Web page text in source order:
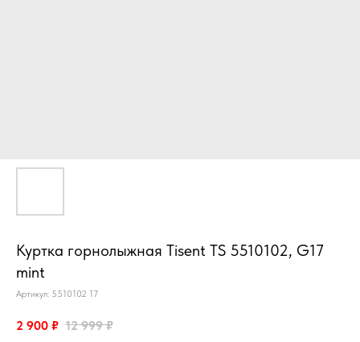
Куртка горнолыжная Tisent TS 5510102, G17
mint
Артикул: 5510102 17
2 900 ₽ 12 999 ₽